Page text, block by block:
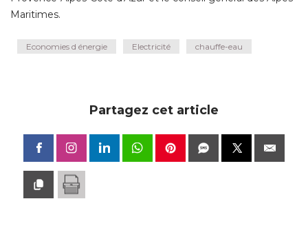
Maritimes.
Economies d énergie Electricité chauffe-eau
Partagez cet article